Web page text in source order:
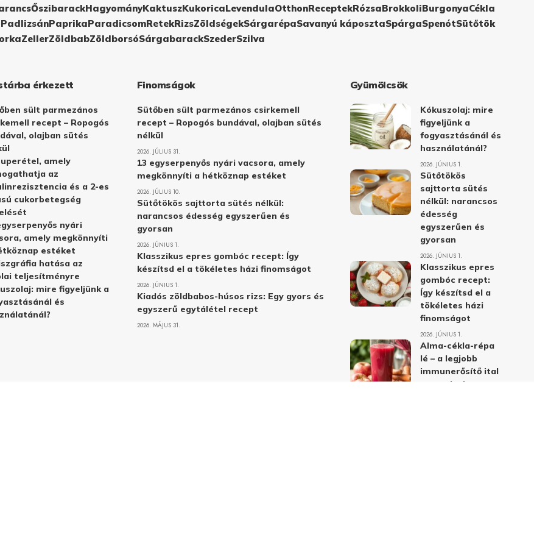
ŐszibarackHagyományKaktuszKukoricaLevendulaOtthonReceptekRózsaBrokkoliBurgonyaCékla
PadlizsánPaprikaParadicsomRetekRizsZöldségekSárgarépaSavanyú káposztaSpárgaSpenótSütőtök
ZellerZöldbabZöldborsóSárgabarackSzederSzilva
érkezett
sült parmezános
recept – Ropogós
olajban sütés
amely
az
és a 2-es
cukorbetegség
nyári
amely megkönnyíti
estéket
hatása az
teljesítményre
mire figyeljünk a
és
Finomságok
Sütőben sült parmezános csirkemell
recept – Ropogós bundával, olajban sütés
nélkül
2026. JÚLIUS 31.
13 egyserpenyős nyári vacsora, amely
megkönnyíti a hétköznap estéket
2026. JÚLIUS 10.
Sütőtökös sajttorta sütés nélkül:
narancsos édesség egyszerűen és
gyorsan
2026. JÚNIUS 1.
Klasszikus epres gombóc recept: Így
készítsd el a tökéletes házi finomságot
2026. JÚNIUS 1.
Kiadós zöldbabos-húsos rizs: Egy gyors és
egyszerű egytálétel recept
2026. MÁJUS 31.
Gyümölcsök
Kókuszolaj: mire
figyeljünk a
fogyasztásánál és
használatánál?
2026. JÚNIUS 1.
Sütőtökös
sajttorta sütés
nélkül: narancsos
édesség
egyszerűen és
gyorsan
2026. JÚNIUS 1.
Klasszikus epres
gombóc recept:
Így készítsd el a
tökéletes házi
finomságot
2026. JÚNIUS 1.
Alma-cékla-répa
lé – a legjobb
immunerősítő ital
receptje és